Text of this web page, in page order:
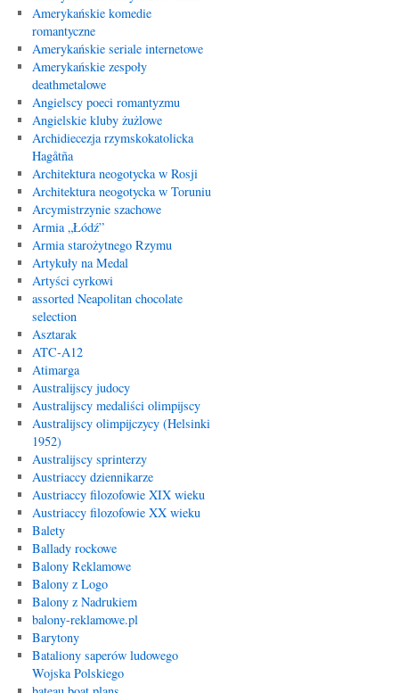
Amerykańskie komedie
romantyczne
Amerykańskie seriale internetowe
Amerykańskie zespoły
deathmetalowe
Angielscy poeci romantyzmu
Angielskie kluby żużlowe
Archidiecezja rzymskokatolicka
Hagåtña
Architektura neogotycka w Rosji
Architektura neogotycka w Toruniu
Arcymistrzynie szachowe
Armia „Łódź”
Armia starożytnego Rzymu
Artykuły na Medal
Artyści cyrkowi
assorted Neapolitan chocolate
selection
Asztarak
ATC-A12
Atimarga
Australijscy judocy
Australijscy medaliści olimpijscy
Australijscy olimpijczycy (Helsinki
1952)
Australijscy sprinterzy
Austriaccy dziennikarze
Austriaccy filozofowie XIX wieku
Austriaccy filozofowie XX wieku
Balety
Ballady rockowe
Balony Reklamowe
Balony z Logo
Balony z Nadrukiem
balony-reklamowe.pl
Barytony
Bataliony saperów ludowego
Wojska Polskiego